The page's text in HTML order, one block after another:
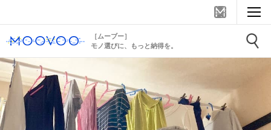
［ムーブー］
モノ選びに、もっと納得を。